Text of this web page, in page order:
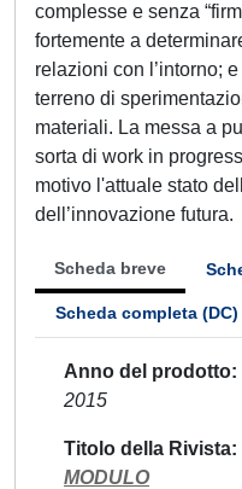
complesse e senza
fortemente a
relazioni con l’intorno;
terreno di
materiali. La messa a
sorta di work in
motivo l'attuale stato
dell’innovazione futura.
Scheda breve
Scheda completa (DC)
Anno del prodotto
2015
Titolo della Rivista
MODULO